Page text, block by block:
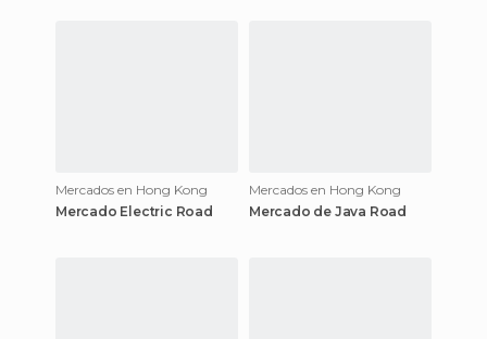
Mercados en Hong Kong
Mercado Electric Road
Mercados en Hong Kong
Mercado de Java Road